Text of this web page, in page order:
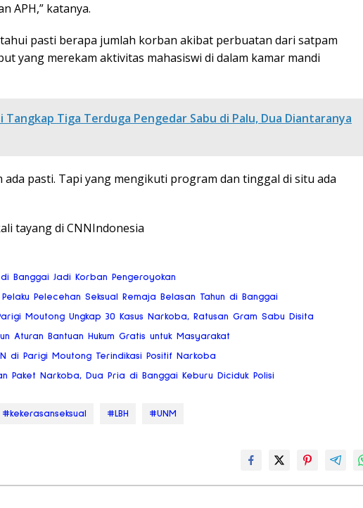
APH,” katanya.
pasti berapa jumlah korban akibat perbuatan dari satpam
yang merekam aktivitas mahasiswi di dalam kamar mandi
Tangkap Tiga Terduga Pengedar Sabu di Palu, Dua Diantaranya
ada pasti. Tapi yang mengikuti program dan tinggal di situ ada
tayang di CNNIndonesia
Banggai Jadi Korban Pengeroyokan
Pelecehan Seksual Remaja Belasan Tahun di Banggai
Moutong Ungkap 30 Kasus Narkoba, Ratusan Gram Sabu Disita
Aturan Bantuan Hukum Gratis untuk Masyarakat
di Parigi Moutong Terindikasi Positif Narkoba
Paket Narkoba, Dua Pria di Banggai Keburu Diciduk Polisi
#kekerasanseksual #LBH #UNM